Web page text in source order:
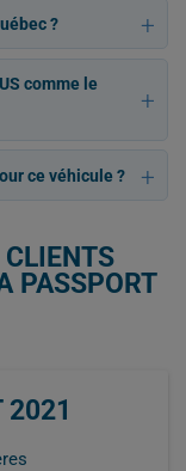
?
comme le
ce véhicule ?
CLIENTS
PASSPORT
2021